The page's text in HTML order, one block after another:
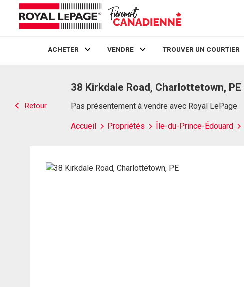
ACHETER VENDRE TROUVER UN COURTIER
Retour
38 Kirkdale Road, Charlottetown, PE
Pas présentement à vendre avec Royal LePage
Accueil Propriétés Île-du-Prince-Édouard